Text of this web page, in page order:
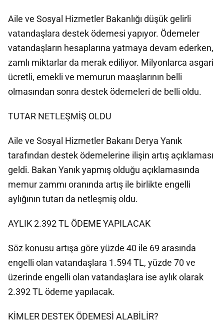
Aile ve Sosyal Hizmetler Bakanlığı düşük gelirli
vatandaşlara destek ödemesi yapıyor. Ödemeler
vatandaşların hesaplarına yatmaya devam ederken,
zamlı miktarlar da merak ediliyor. Milyonlarca asgari
ücretli, emekli ve memurun maaşlarının belli
olmasından sonra destek ödemeleri de belli oldu.
TUTAR NETLEŞMİŞ OLDU
Aile ve Sosyal Hizmetler Bakanı Derya Yanık
tarafından destek ödemelerine ilişin artış açıklaması
geldi. Bakan Yanık yapmış olduğu açıklamasında
memur zammı oranında artış ile birlikte engelli
aylığının tutarı da netleşmiş oldu.
AYLIK 2.392 TL ÖDEME YAPILACAK
Söz konusu artışa göre yüzde 40 ile 69 arasında
engelli olan vatandaşlara 1.594 TL, yüzde 70 ve
üzerinde engelli olan vatandaşlara ise aylık olarak
2.392 TL ödeme yapılacak.
KİMLER DESTEK ÖDEMESİ ALABİLİR?